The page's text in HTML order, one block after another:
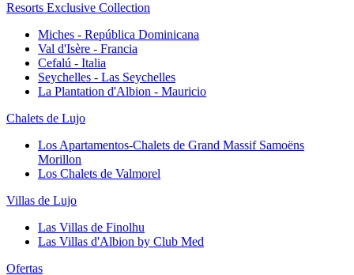
Resorts Exclusive Collection
Miches - República Dominicana
Val d'Isère - Francia
Cefalú - Italia
Seychelles - Las Seychelles
La Plantation d'Albion - Mauricio
Chalets de Lujo
Los Apartamentos-Chalets de Grand Massif Samoëns
Morillon
Los Chalets de Valmorel
Villas de Lujo
Las Villas de Finolhu
Las Villas d'Albion by Club Med
Ofertas